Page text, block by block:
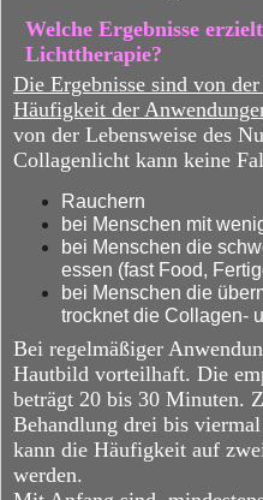
Welche Ergebnisse
Lichttherapie?
Die Ergebnisse sind von
Häufigkeit der
von der Lebensweise des
Collagenlicht kann keine
Rauchern
bei Menschen mit
bei Menschen die
essen (fast Food,
bei Menschen die
trocknet die Collagen-
Bei regelmäßiger
Hautbild vorteilhaft. Die
beträgt 20 bis 30 Minuten.
Behandlung drei bis
kann die Häufigkeit auf
werden.